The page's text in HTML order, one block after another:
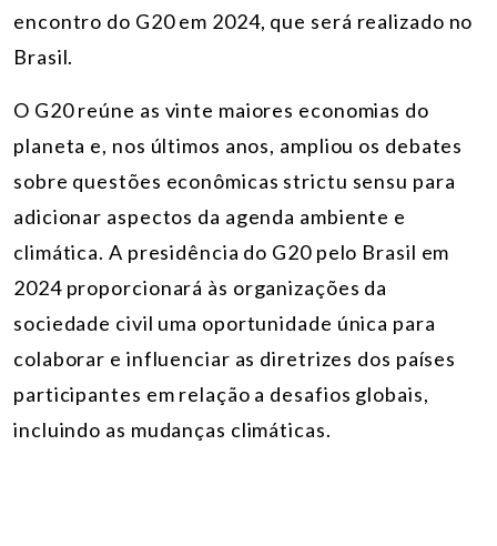
encontro do G20 em 2024, que será realizado no
Brasil.
O G20 reúne as vinte maiores economias do
planeta e, nos últimos anos, ampliou os debates
sobre questões econômicas strictu sensu para
adicionar aspectos da agenda ambiente e
climática. A presidência do G20 pelo Brasil em
2024 proporcionará às organizações da
sociedade civil uma oportunidade única para
colaborar e influenciar as diretrizes dos países
participantes em relação a desafios globais,
incluindo as mudanças climáticas.